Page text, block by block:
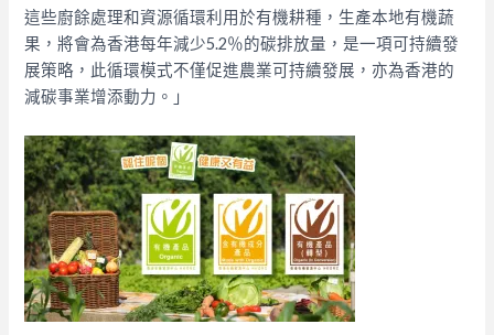
這些廚餘處理和資源循環利用於有機耕種，生產本地有機蔬
果，將會為香港每年減少5.2％的碳排放量，是一項可持續發
展策略，此循環模式不僅促進農業可持續發展，亦為香港的
減碳事業增添動力。」